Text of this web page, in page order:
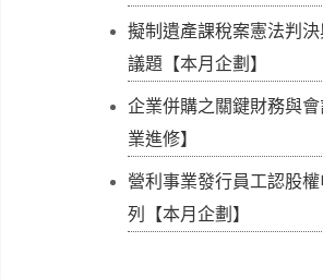
擬制遺產課稅案憲法判
議題【本月企劃】
企業併購之關鍵財務與
業進修】
營利事業發行員工認股
列【本月企劃】